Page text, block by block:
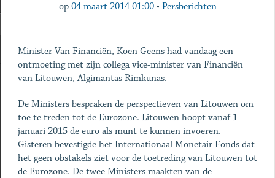
op 04 maart 2014 01:00 • Persberichten
Minister Van Financiën, Koen Geens had vandaag een
ontmoeting met zijn collega vice-minister van Financiën
van Litouwen, Algimantas Rimkunas.
De Ministers bespraken de perspectieven van Litouwen om
toe te treden tot de Eurozone. Litouwen hoopt vanaf 1
januari 2015 de euro als munt te kunnen invoeren.
Gisteren bevestigde het Internationaal Monetair Fonds dat
het geen obstakels ziet voor de toetreding van Litouwen tot
de Eurozone. De twee Ministers maakten van de